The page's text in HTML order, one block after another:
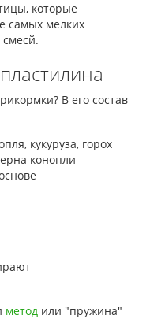
которые
самых мелких
В его состав
кукуруза, горох
конопли
метод или "пружина"